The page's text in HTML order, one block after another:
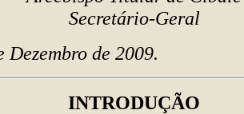
Secretário-Geral
Dezembro de 2009.
INTRODUÇÃO